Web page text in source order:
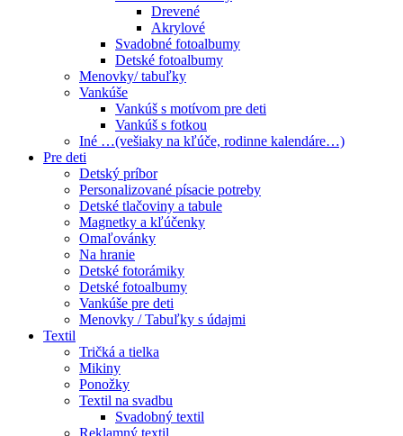
Drevené
Akrylové
Svadobné fotoalbumy
Detské fotoalbumy
Menovky/ tabuľky
Vankúše
Vankúš s motívom pre deti
Vankúš s fotkou
Iné …(vešiaky na kľúče, rodinne kalendáre…)
Pre deti
Detský príbor
Personalizované písacie potreby
Detské tlačoviny a tabule
Magnetky a kľúčenky
Omaľovánky
Na hranie
Detské fotorámiky
Detské fotoalbumy
Vankúše pre deti
Menovky / Tabuľky s údajmi
Textil
Tričká a tielka
Mikiny
Ponožky
Textil na svadbu
Svadobný textil
Reklamný textil